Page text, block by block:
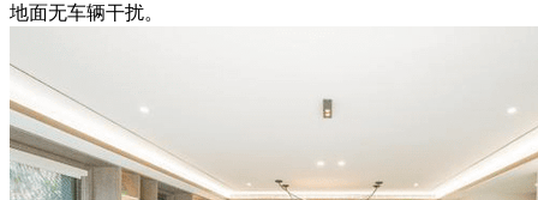
地面无车辆干扰。